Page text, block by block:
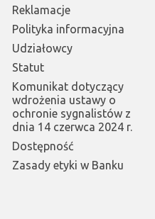
Reklamacje
Polityka informacyjna
Udziałowcy
Statut
Komunikat dotyczący
wdrożenia ustawy o
ochronie sygnalistów z
dnia 14 czerwca 2024 r.
Dostępność
Zasady etyki w Banku